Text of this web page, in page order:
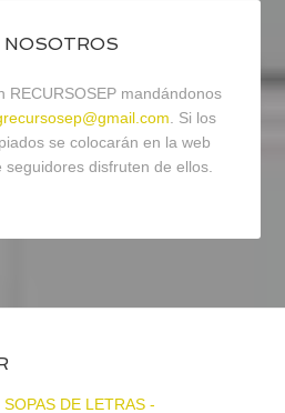
NOSOTROS
RECURSOSEP mandándonos
. Si los
se colocarán en la web
disfruten de ellos.
DE LETRAS -